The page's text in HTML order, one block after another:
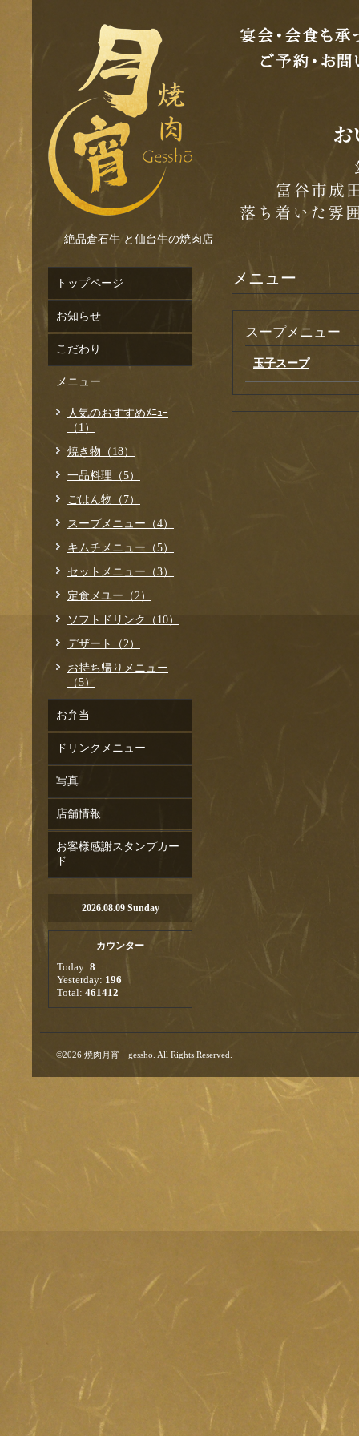
絶品倉石牛 と仙台牛の焼肉店
メニュー
スープメニュー
玉子スープ
トップページ
お知らせ
こだわり
メニュー
人気のおすすめﾒﾆｭｰ
（1）
焼き物（18）
一品料理（5）
ごはん物（7）
スープメニュー（4）
キムチメニュー（5）
セットメニュー（3）
定食メユー（2）
ソフトドリンク（10）
デザート（2）
お持ち帰りメニュー
（5）
お弁当
ドリンクメニュー
写真
店舗情報
お客様感謝スタンプカー
ド
2026.08.09 Sunday
カウンター
Today: 8
Yesterday: 196
Total: 461412
©2026 焼肉月宵 gessho . All Rights Reserved.